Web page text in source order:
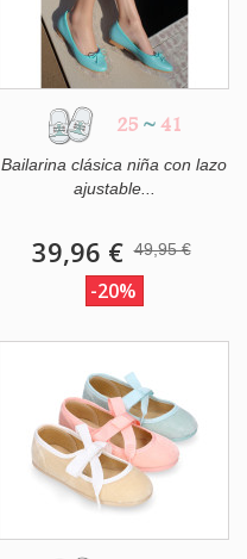
25 ~ 41
Bailarina clásica niña con lazo
ajustable...
39,96 € 49,95 €
-20%